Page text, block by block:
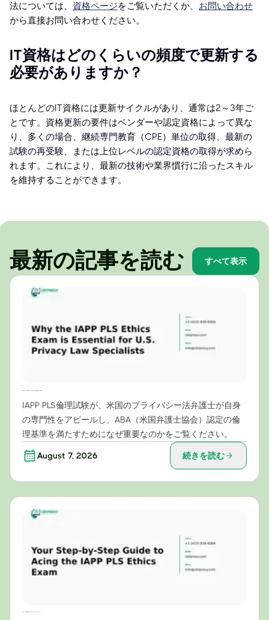
法については、 資格ページをご覧いただくか、 お問い合わせ
から直接お問い合わせください。
IT資格はどのくらいの頻度で更新する
必要がありますか？
ほとんどのIT資格には更新サイクルがあり、通常は2～3年ご
とです。資格更新の要件はベンダーや認定資格によって異な
り、多くの場合、継続専門教育（CPE）単位の取得、最新の
試験の再受験、または上位レベルの認定資格の取得が求めら
れます。これにより、最新の技術や業界慣行に沿ったスキル
を維持することができます。
最新の記事を読む すべて表示
IAPP PLS倫理試験が、米国のプライバシー法弁護士が自身
の専門性をアピールし、ABA（米国弁護士協会）認定の倫
理基準を満たすためになぜ重要なのかをご覧ください。
August 7, 2026 続きを読む